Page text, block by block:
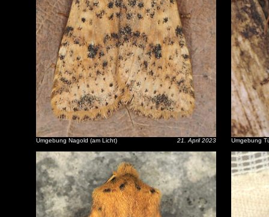
Umgebung Nagold (am Licht) 21. April 2023 Umgebung